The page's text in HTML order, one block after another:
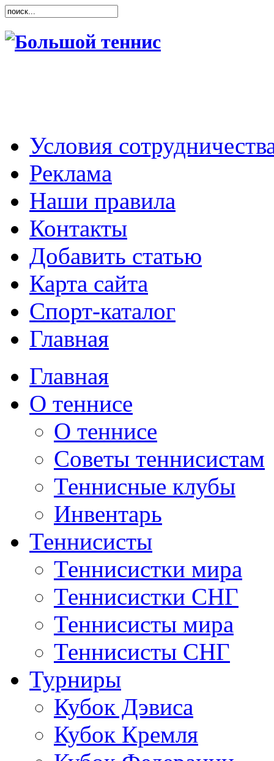
Условия
Реклама
Наши правила
Контакты
Добавить статью
Карта сайта
Спорт-каталог
Главная
Главная
О теннисе
О теннисе
Советы теннисистам
Теннисные клубы
Инвентарь
Теннисисты
Теннисистки мира
Теннисистки СНГ
Теннисисты мира
Теннисисты СНГ
Турниры
Кубок Дэвиса
Кубок Кремля